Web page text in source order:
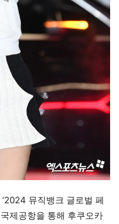
뮤직뱅크 글로벌 페
제공항을 통해 후쿠오카